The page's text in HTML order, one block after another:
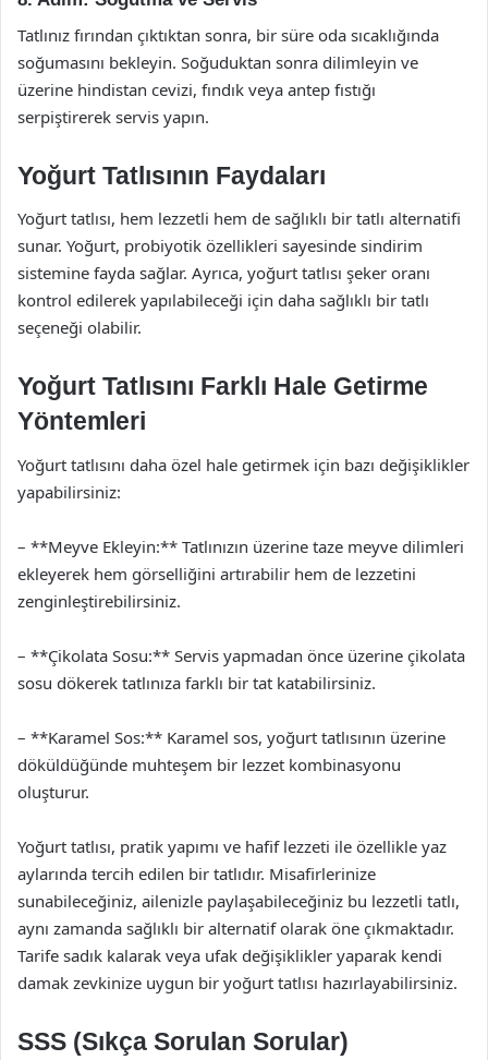
Tatlınız fırından çıktıktan sonra, bir süre oda sıcaklığında
soğumasını bekleyin. Soğuduktan sonra dilimleyin ve
üzerine hindistan cevizi, fındık veya antep fıstığı
serpiştirerek servis yapın.
Yoğurt Tatlısının Faydaları
Yoğurt tatlısı, hem lezzetli hem de sağlıklı bir tatlı alternatifi
sunar. Yoğurt, probiyotik özellikleri sayesinde sindirim
sistemine fayda sağlar. Ayrıca, yoğurt tatlısı şeker oranı
kontrol edilerek yapılabileceği için daha sağlıklı bir tatlı
seçeneği olabilir.
Yoğurt Tatlısını Farklı Hale Getirme
Yöntemleri
Yoğurt tatlısını daha özel hale getirmek için bazı değişiklikler
yapabilirsiniz:
– **Meyve Ekleyin:** Tatlınızın üzerine taze meyve dilimleri
ekleyerek hem görselliğini artırabilir hem de lezzetini
zenginleştirebilirsiniz.
– **Çikolata Sosu:** Servis yapmadan önce üzerine çikolata
sosu dökerek tatlınıza farklı bir tat katabilirsiniz.
– **Karamel Sos:** Karamel sos, yoğurt tatlısının üzerine
döküldüğünde muhteşem bir lezzet kombinasyonu
oluşturur.
Yoğurt tatlısı, pratik yapımı ve hafif lezzeti ile özellikle yaz
aylarında tercih edilen bir tatlıdır. Misafirlerinize
sunabileceğiniz, ailenizle paylaşabileceğiniz bu lezzetli tatlı,
aynı zamanda sağlıklı bir alternatif olarak öne çıkmaktadır.
Tarife sadık kalarak veya ufak değişiklikler yaparak kendi
damak zevkinize uygun bir yoğurt tatlısı hazırlayabilirsiniz.
SSS (Sıkça Sorulan Sorular)